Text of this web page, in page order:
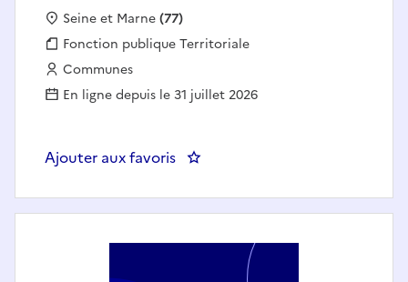
Localisation :
Seine et Marne(77)
Fonction publique :
Fonction publique Territoriale
Employeur :
Communes
En ligne depuis le 31 juillet 2026
Ajouter aux favoris : OPERATEUR CSU - NUIT -